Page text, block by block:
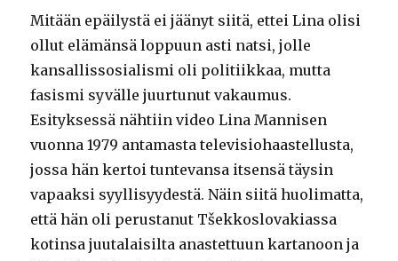
Mitään epäilystä ei jäänyt siitä, ettei Lina olisi
ollut elämänsä loppuun asti natsi, jolle
kansallissosialismi oli politiikkaa, mutta
fasismi syvälle juurtunut vakaumus.
Esityksessä nähtiin video Lina Mannisen
vuonna 1979 antamasta televisiohaastellusta,
jossa hän kertoi tuntevansa itsensä täysin
vapaaksi syyllisyydestä. Näin siitä huolimatta,
että hän oli perustanut Tšekkoslovakiassa
kotinsa juutalaisilta anastettuun kartanoon ja